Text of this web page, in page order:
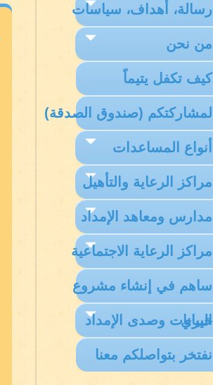
رسالة، أهداف، سياسات
من نحن
كيف تكفل يتيماً
لمشاركتكم (صندوق الصدقة)
أنواع المساعدات
مراكز الرعاية والتأهيل
مدارس ومعاهد الإمداد
مراكز الرعاية الاجتماعية
ساهم في إنشاء مشروع
خيري
البيانات وصدى الإمداد
نفتخر بتواصلكم معنا